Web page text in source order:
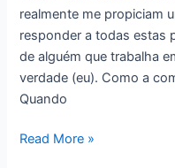
realmente me propiciam
responder a todas estas
de alguém que trabalha
verdade (eu). Como a
Quando
Que
Read More »